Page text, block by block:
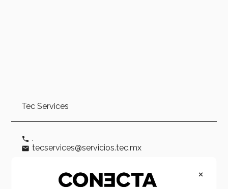
Tec Services
phone .
email tecservices@servicios.tec.mx
×